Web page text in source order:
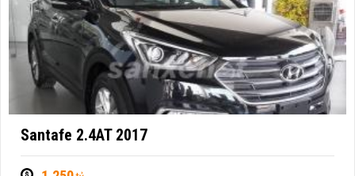
Santafe 2.4AT 2017